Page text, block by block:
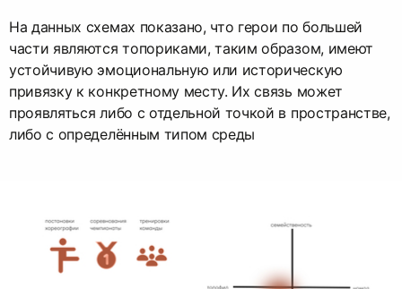
На данных схемах показано, что герои по большей
части являются топориками, таким образом, имеют
устойчивую эмоциональную или историческую
привязку к конкретному месту. Их связь может
проявляться либо с отдельной точкой в пространстве,
либо с определённым типом среды